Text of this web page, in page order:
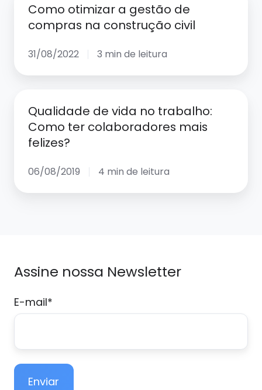
código
acelere
seus
negócios
otimizar
compras
construção
civil
Como otimizar a gestão de
compras na construção civil
31/08/2022 3 min de leitura
vida
trabalho:
Como
ter
Qualidade de vida no trabalho:
Como ter colaboradores mais
felizes?
06/08/2019 4 min de leitura
Assine nossa Newsletter
E-mail*